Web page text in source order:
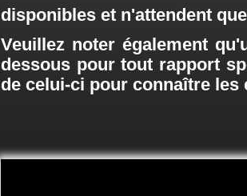
disponibles et n'attendent
Veuillez noter également
dessous pour tout rapport
de celui-ci pour connaître